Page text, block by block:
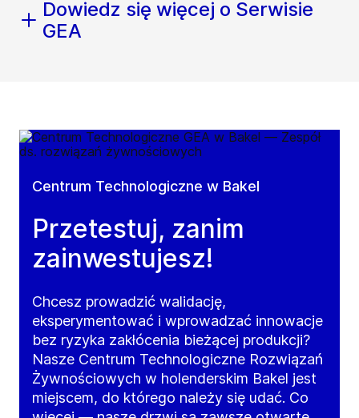
Dowiedz się więcej o Serwisie
GEA
Centrum Technologiczne w Bakel
Przetestuj, zanim
zainwestujesz!
Chcesz prowadzić walidację,
eksperymentować i wprowadzać innowacje
bez ryzyka zakłócenia bieżącej produkcji?
Nasze Centrum Technologiczne Rozwiązań
Żywnościowych w holenderskim Bakel jest
miejscem, do którego należy się udać. Co